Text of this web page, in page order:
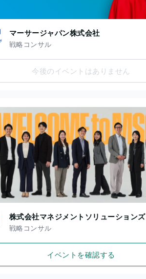
マーサージャパン株式会社
戦略コンサル
今後のイベントはありません
株式会社マネジメントソリューションズ
戦略コンサル
イベントを確認する